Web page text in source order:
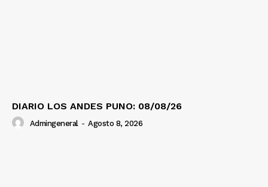
DIARIO LOS ANDES PUNO: 08/08/26
Admingeneral - Agosto 8, 2026